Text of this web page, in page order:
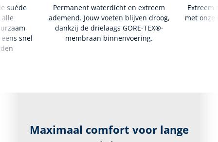
suède
snel
Permanent waterdicht en extreem
ademend. Jouw voeten blijven droog,
dankzij de drielaags GORE-TEX®-
membraan binnenvoering.
Extreem
met
Maximaal comfort voor lange